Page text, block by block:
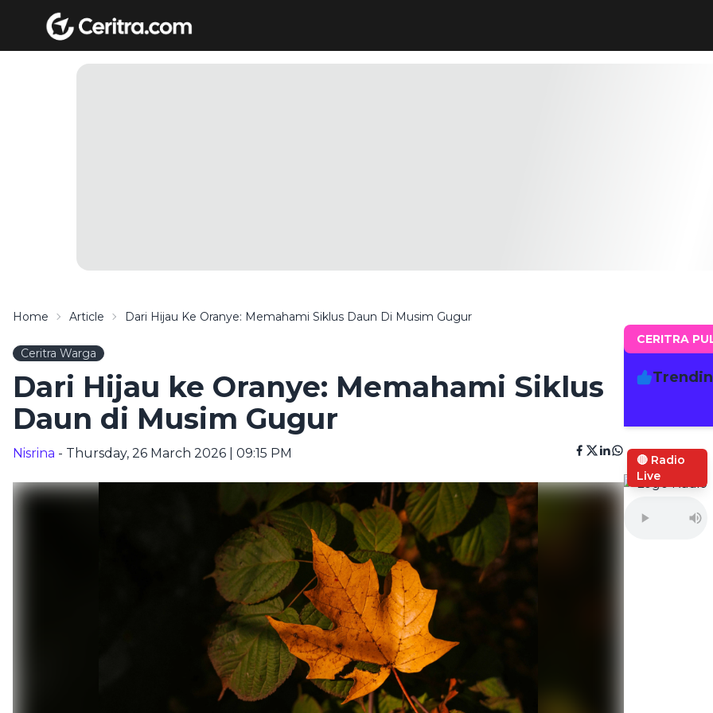
Home Article Dari Hijau Ke Oranye: Memahami Siklus Daun Di Musim Gugur
Ceritra Warga
Dari Hijau ke Oranye: Memahami Siklus
Daun di Musim Gugur
Nisrina - Thursday, 26 March 2026 | 09:15 PM
CERITRA
🔴 Radio
Live